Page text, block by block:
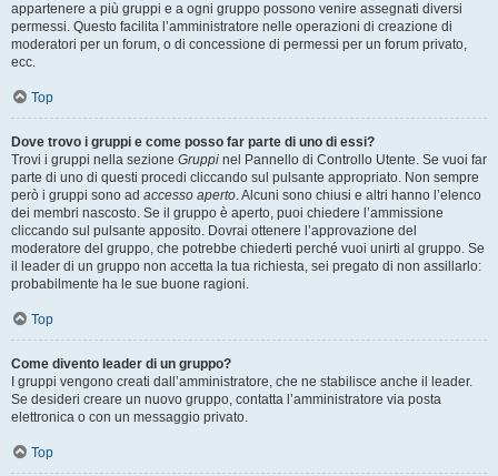
appartenere a più gruppi e a ogni gruppo possono venire assegnati diversi
permessi. Questo facilita l’amministratore nelle operazioni di creazione di
moderatori per un forum, o di concessione di permessi per un forum privato,
ecc.
Top
Dove trovo i gruppi e come posso far parte di uno di essi?
Trovi i gruppi nella sezione Gruppi nel Pannello di Controllo Utente. Se vuoi far
parte di uno di questi procedi cliccando sul pulsante appropriato. Non sempre
però i gruppi sono ad accesso aperto. Alcuni sono chiusi e altri hanno l’elenco
dei membri nascosto. Se il gruppo è aperto, puoi chiedere l’ammissione
cliccando sul pulsante apposito. Dovrai ottenere l’approvazione del
moderatore del gruppo, che potrebbe chiederti perché vuoi unirti al gruppo. Se
il leader di un gruppo non accetta la tua richiesta, sei pregato di non assillarlo:
probabilmente ha le sue buone ragioni.
Top
Come divento leader di un gruppo?
I gruppi vengono creati dall’amministratore, che ne stabilisce anche il leader.
Se desideri creare un nuovo gruppo, contatta l’amministratore via posta
elettronica o con un messaggio privato.
Top